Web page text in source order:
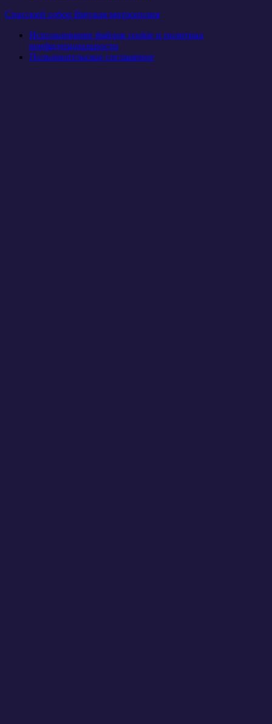
Спасский собор Вятская митрополия
Использование файлов cookie и политика
конфиденциальности
Пользовательское соглашение